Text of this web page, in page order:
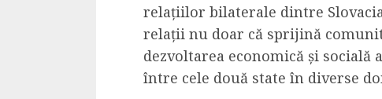
relațiilor bilaterale dintre
relații nu doar că sprijină
dezvoltarea economică și
între cele două state în diverse